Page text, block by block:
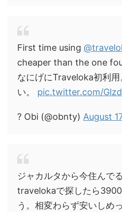
First time using
cheaper than the one
なにげにTraveloka初利
い。 pic.twitter.com/
? Obi (@obnty) August
ジャカルタから今住んで
travelokaで探したら
う。相変わらず安いしめ